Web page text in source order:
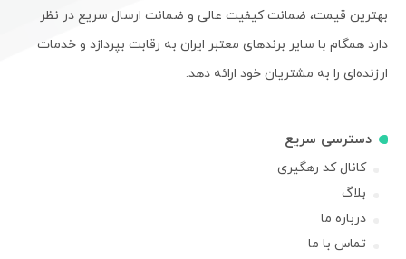
بهترین قیمت، ضمانت کیفیت عالی و ضمانت ارسال سریع در نظر
دارد همگام با سایر برندهای معتبر ایران به رقابت بپردازد و خدمات
ارزنده‌ای را به مشتریان خود ارائه دهد.
دسترسی سریع
کانال کد رهگیری
بلاگ
درباره ما
تماس با ما